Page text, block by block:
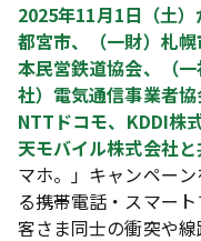
2025年11月1日（土
都宮市、（一財）札
本民営鉄道協会、（
社）電気通信事業者
NTTドコモ、KDDI株
天モバイル株式会社と
マホ。」キャンペー
る携帯電話・スマー
客さま同士の衝突や